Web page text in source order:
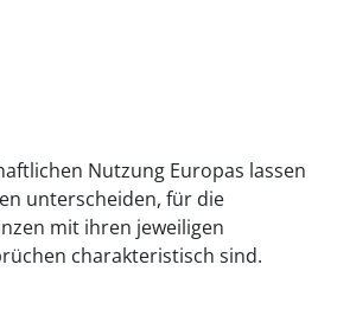
Nutzung Europas lassen
unterscheiden, für die
mit ihren jeweiligen
charakteristisch sind.